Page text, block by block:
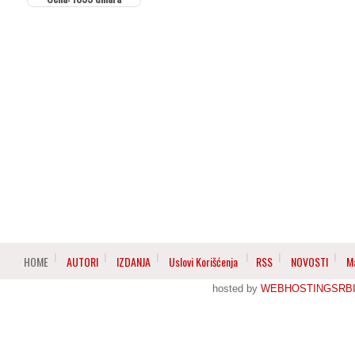
HOME AUTORI IZDANJA Uslovi Korišćenja RSS NOVOSTI
hosted by